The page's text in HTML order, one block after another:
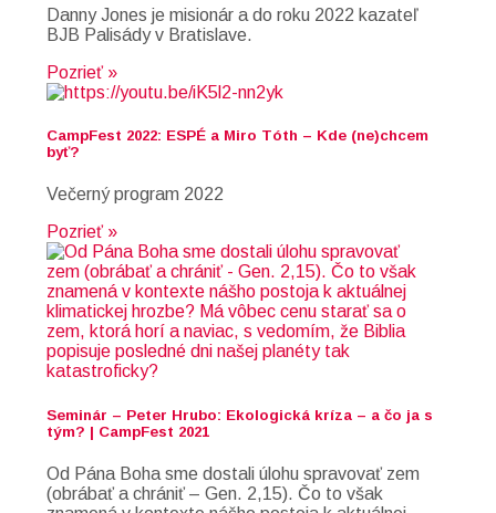
Danny Jones je misionár a do roku 2022 kazateľ
BJB Palisády v Bratislave.
Pozrieť »
CampFest 2022: ESPÉ a Miro Tóth – Kde (ne)chcem
byť?
Večerný program 2022
Pozrieť »
Seminár – Peter Hrubo: Ekologická kríza – a čo ja s
tým? | CampFest 2021
Od Pána Boha sme dostali úlohu spravovať zem
(obrábať a chrániť – Gen. 2,15). Čo to však